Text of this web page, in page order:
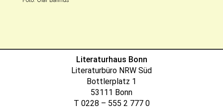
Literaturhaus Bonn
Literaturbüro NRW Süd
Bottlerplatz 1
53111 Bonn
T 0228 – 555 2 777 0